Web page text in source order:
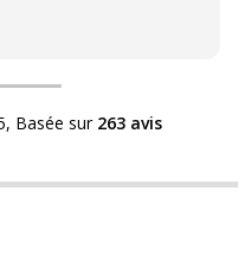
expérience et on
pourquoi cet aspect
vendu) et que
Basée sur 263 avis